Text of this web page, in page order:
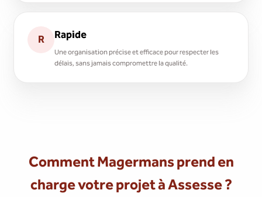
R Rapide
Une organisation précise et efficace pour respecter les
délais, sans jamais compromettre la qualité.
Comment Magermans prend en
charge votre projet à Assesse ?